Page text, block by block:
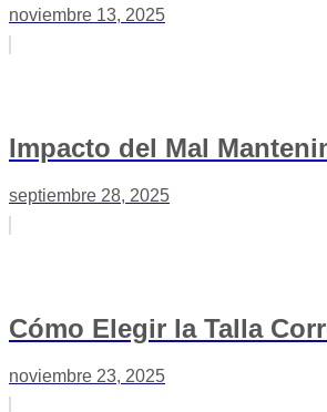
noviembre 13, 2025
Impacto del Mal
septiembre 28, 2025
Cómo Elegir la Talla
noviembre 23, 2025